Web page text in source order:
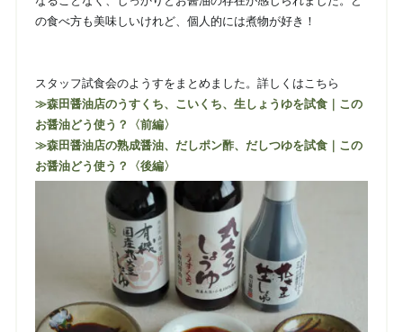
の食べ方も美味しいけれど、個人的には煮物が好き！
スタッフ試食会のようすをまとめました。詳しくはこちら
≫森田醤油店のうすくち、こいくち、生しょうゆを試食｜この
お醤油どう使う？〈前編〉
≫森田醤油店の熟成醤油、だしポン酢、だしつゆを試食｜この
お醤油どう使う？〈後編〉